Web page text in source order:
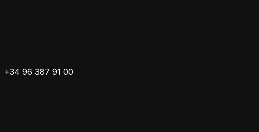
+34 96 387 91 00